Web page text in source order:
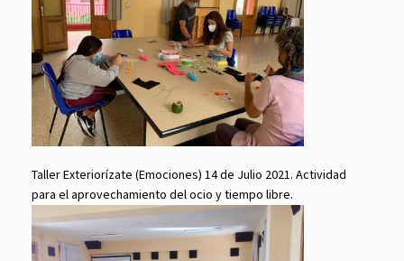
Taller Exteriorízate (Emociones) 14 de Julio 2021. Actividad
para el aprovechamiento del ocio y tiempo libre.